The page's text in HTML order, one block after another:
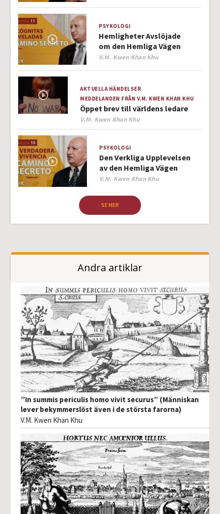
PSYKOLOGI
Hemligheter Avslöjade
om den Hemliga Vägen
Author
V.M. Kwen Khan Khu
AKTUELLA HÄNDELSER
MEDDELANDEN FRÅN V.M. KWEN KHAN KHU
Öppet brev till världens ledare
Author
V.M. Kwen Khan Khu
PSYKOLOGI
Den Verkliga Upplevelsen
av den Hemliga Vägen
Author
V.M. Kwen Khan Khu
SE MER
Andra artiklar
”In summis periculis homo vivit securus” (Människan
lever bekymmerslöst även i de största farorna)
V.M. Kwen Khan Khu